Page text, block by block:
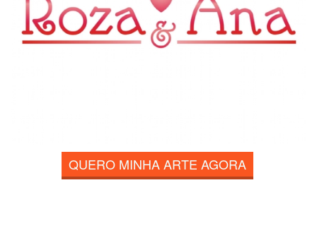
QUERO MINHA ARTE AGORA